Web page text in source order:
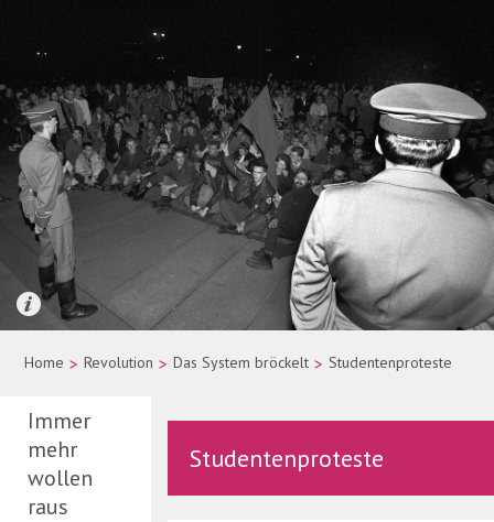
Home > Revolution > Das System bröckelt > Studentenproteste
Immer
mehr
wollen
raus
Studentenproteste